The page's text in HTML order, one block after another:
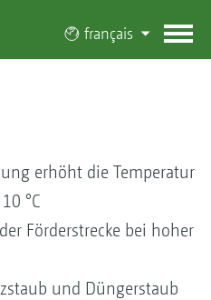
français
erhöht die Temperatur
°C
Förderstrecke bei hoher
und Düngerstaub